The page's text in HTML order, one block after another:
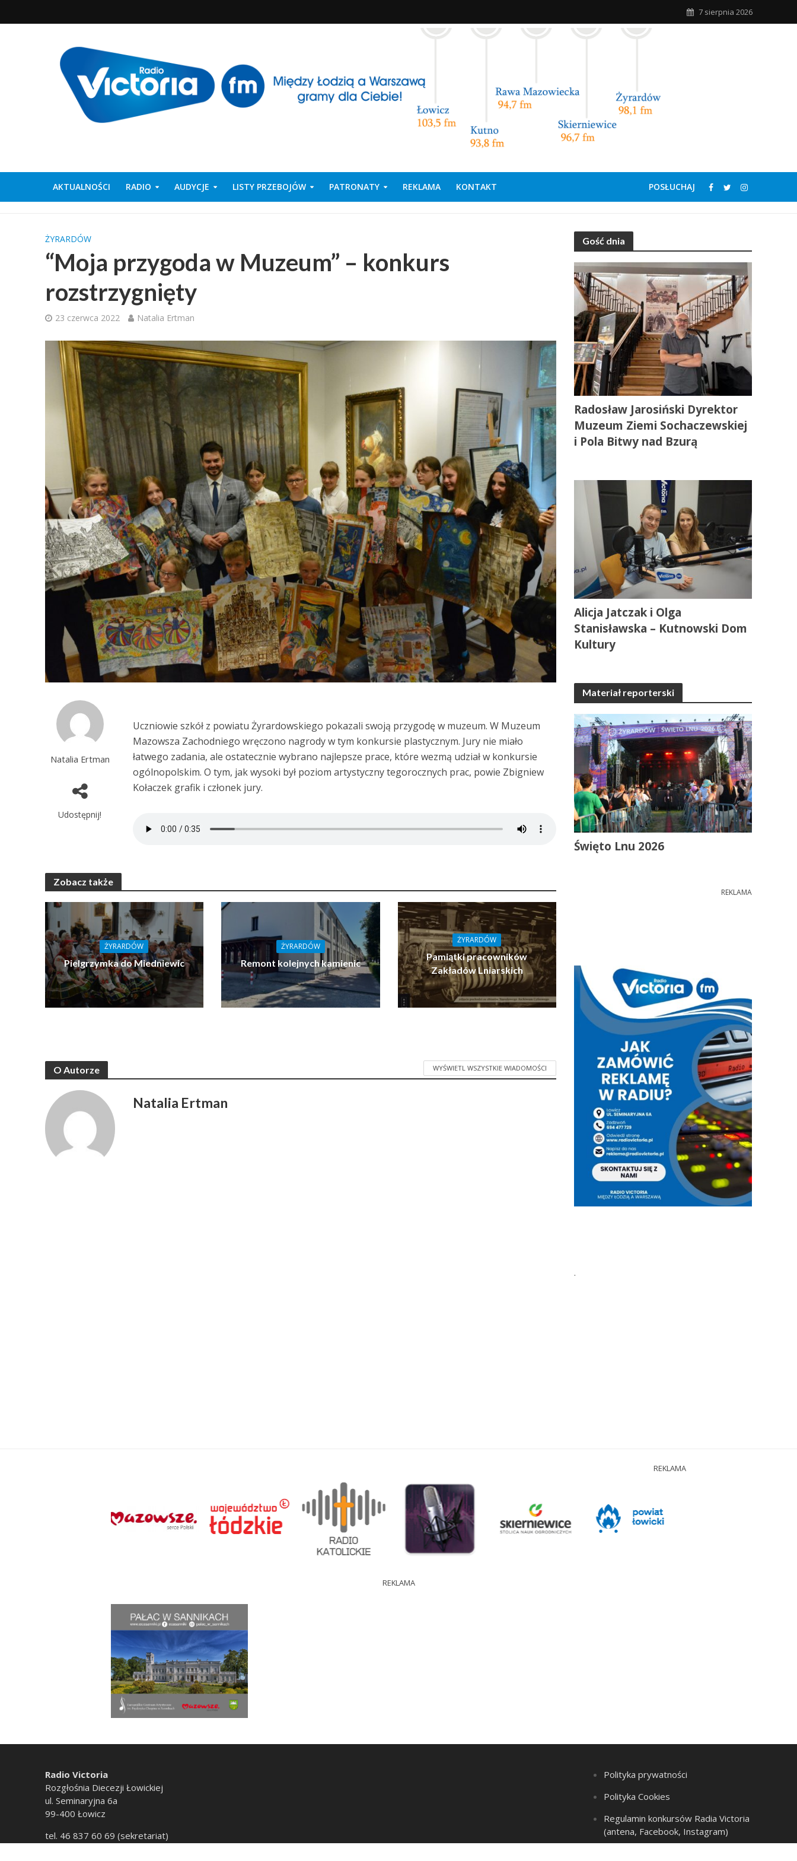
7 sierpnia 2026
AKTUALNOŚCI RADIO AUDYCJE LISTY PRZEBOJÓW PATRONATY REKLAMA KONTAKT POSŁUCHAJ
ŻYRARDÓW
“Moja przygoda w Muzeum” – konkurs
rozstrzygnięty
23 czerwca 2022 Natalia Ertman
Natalia Ertman
Udostępnij!
Uczniowie szkół z powiatu Żyrardowskiego pokazali swoją przygodę w muzeum. W Muzeum
Mazowsza Zachodniego wręczono nagrody w tym konkursie plastycznym. Jury nie miało
łatwego zadania, ale ostatecznie wybrano najlepsze prace, które wezmą udział w konkursie
ogólnopolskim. O tym, jak wysoki był poziom artystyczny tegorocznych prac, powie Zbigniew
Kołaczek grafik i członek jury.
Zobacz także
ŻYRARDÓW
Pielgrzymka do Miedniewic
ŻYRARDÓW
Remont kolejnych kamienic
ŻYRARDÓW
Pamiątki pracowników
Zakładów Lniarskich
O Autorze WYŚWIETL WSZYSTKIE WIADOMOŚCI
Natalia Ertman
Gość dnia
Radosław Jarosiński Dyrektor
Muzeum Ziemi Sochaczewskiej
i Pola Bitwy nad Bzurą
Alicja Jatczak i Olga
Stanisławska – Kutnowski Dom
Kultury
Materiał reporterski
Święto Lnu 2026
REKLAMA
.
REKLAMA
REKLAMA
Radio Victoria
Rozgłośnia Diecezji Łowickiej
ul. Seminaryjna 6a
99-400 Łowicz
tel. 46 837 60 69 (sekretariat)
Polityka prywatności
Polityka Cookies
Regulamin konkursów Radia Victoria
(antena, Facebook, Instagram)